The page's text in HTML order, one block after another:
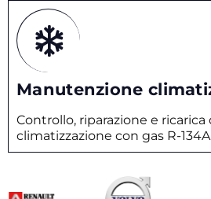
Manutenzione
Controllo, riparazione e
climatizzazione con gas R-